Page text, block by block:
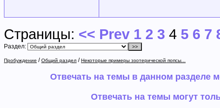
Страницы: << Prev 1 2 3 4 5 6 7
Раздел:
Пробуждение /Общий раздел /Некоторые примеры эзотерической попсы...
Отвечать на темы в данном разделе
Отвечать на темы могут